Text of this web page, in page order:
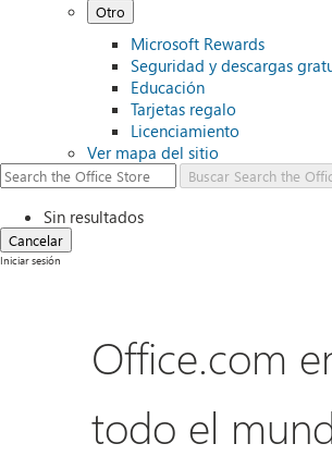
Otro
Microsoft Rewards
Seguridad y descargas
Educación
Tarjetas regalo
Licenciamiento
Ver mapa del sitio
Buscar Search the
Sin resultados
Cancelar
Iniciar sesión
Office.com
todo el